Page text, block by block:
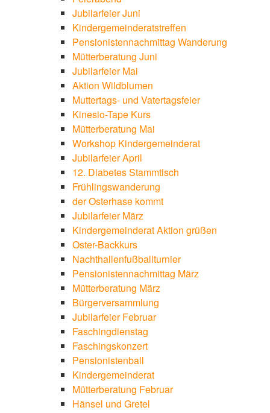
Jubilarfeier Juni
Kindergemeinderatstreffen
Pensionistennachmittag Wanderung
Mütterberatung Juni
Jubilarfeier Mai
Aktion Wildblumen
Muttertags- und Vatertagsfeier
Kinesio-Tape Kurs
Mütterberatung Mai
Workshop Kindergemeinderat
Jubilarfeier April
12. Diabetes Stammtisch
Frühlingswanderung
der Osterhase kommt
Jubilarfeier März
Kindergemeinderat Aktion grüßen
Oster-Backkurs
Nachthallenfußballturnier
Pensionistennachmittag März
Mütterberatung März
Bürgerversammlung
Jubilarfeier Februar
Faschingdienstag
Faschingskonzert
Pensionistenball
Kindergemeinderat
Mütterberatung Februar
Hänsel und Gretel